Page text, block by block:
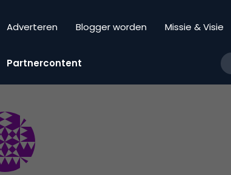
Adverteren Blogger worden Missie & Visie
Partnercontent